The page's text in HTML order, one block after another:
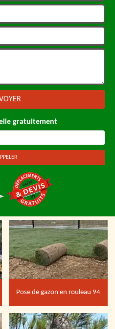
gratuitement
Pose de gazon en rouleau 94